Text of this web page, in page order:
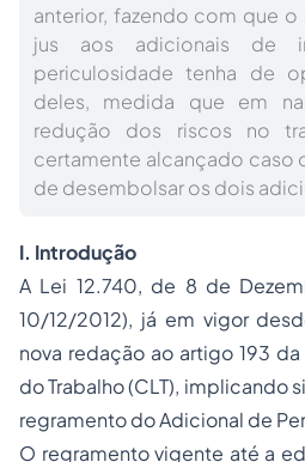
anterior, fazendo com que
jus aos adicionais de
periculosidade tenha de
deles, medida que em
redução dos riscos no
certamente alcançado caso
de desembolsar os dois
I. Introdução
A Lei 12.740, de 8 de
10/12/2012), já em vigor
nova redação ao artigo 193
do Trabalho (CLT), implicando
regramento do Adicional de
O regramento vigente até a